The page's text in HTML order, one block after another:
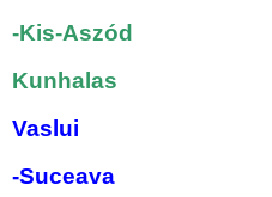
-Kis-Aszód
Kunhalas
Vaslui
-Suceava